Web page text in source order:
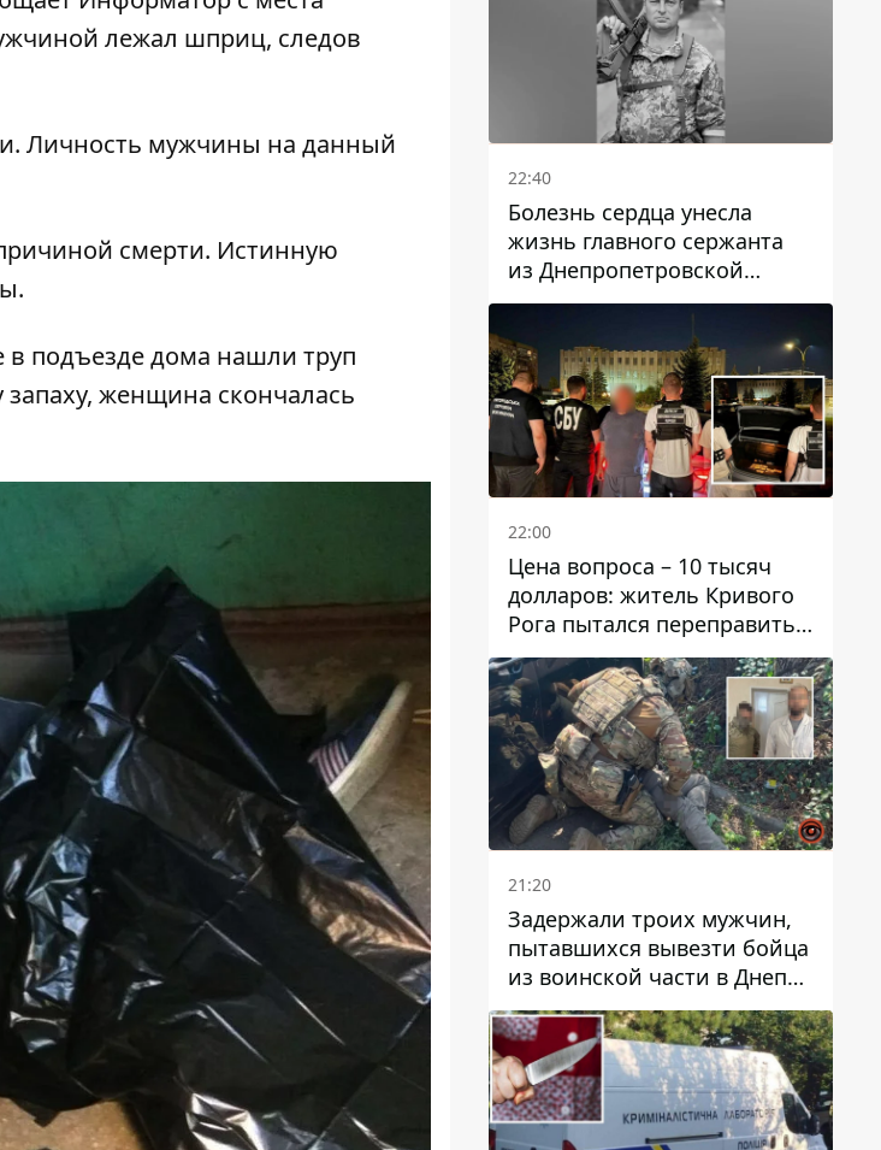
лежал шприц, следов
Личность мужчины на данный
смерти. Истинную
подъезде дома нашли труп
женщина скончалась
22:40
Болезнь сердца унесла
жизнь главного сержанта
из Днепропетровской
области Юрия Свистуна
22:00
Цена вопроса – 10 тысяч
долларов: житель Кривого
Рога пытался переправить
мужчину в Словакию
21:20
Задержали троих мужчин,
пытавшихся вывезти бойца
из воинской части в Днепр
за 7 тысяч долларов: среди
них был врач